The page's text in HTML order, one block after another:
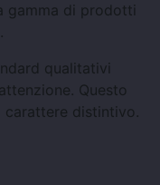
gamma di prodotti
qualitativi
Questo
carattere distintivo.